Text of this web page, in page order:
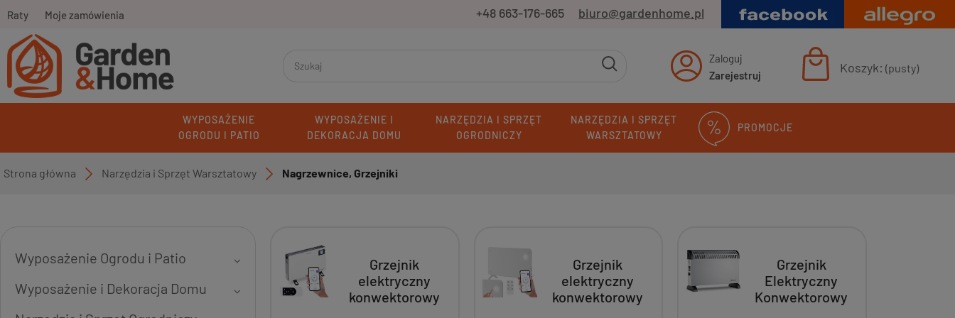
Raty Moje zamówienia +48 663-176-665 biuro@gardenhome.pl
Koszyk: (pusty)
Zaloguj
Zarejestruj
WYPOSAŻENIE
OGRODU I PATIO
WYPOSAŻENIE I
DEKORACJA DOMU
NARZĘDZIA I SPRZĘT
OGRODNICZY
NARZĘDZIA I SPRZĘT
WARSZTATOWY
PROMOCJE
Strona główna Narzędzia i Sprzęt Warsztatowy Nagrzewnice, Grzejniki
Wyposażenie Ogrodu i Patio
Fotele Wiszące, Kokony
Wyposażenie i Dekoracja Domu
Grzejnik
elektryczny
konwektorowy
Grzejnik
elektryczny
konwektorowy
Grzejnik
Elektryczny
Konwektorowy